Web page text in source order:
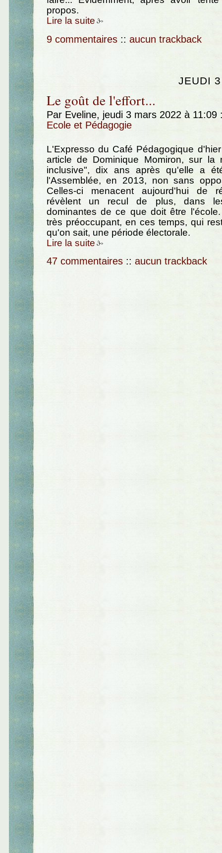
propos.
Lire la suite
9 commentaires :: aucun trackback
JEUDI
Le goût de l'effort...
Par Eveline, jeudi 3 mars 2022 à 11:09
Ecole et Pédagogie
L'Expresso du Café Pédagogique
article de Dominique Momiron, sur la
inclusive", dix ans après qu'elle a
l'Assemblée, en 2013, non sans
Celles-ci menacent aujourd'hui de
révèlent un recul de plus, dans
dominantes de ce que doit être
très préoccupant, en ces temps, qui
qu'on sait, une période électorale.
Lire la suite
47 commentaires :: aucun trackback